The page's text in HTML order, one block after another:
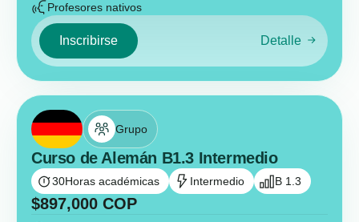
Profesores nativos
Inscribirse Detalle
Grupo
Curso de Alemán B1.3 Intermedio
30Horas académicas Intermedio B 1.3
$897,000 COP